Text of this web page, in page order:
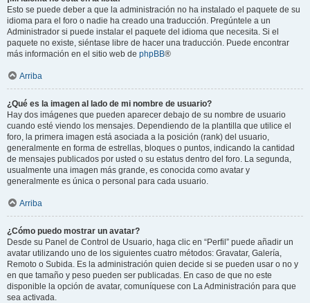
Esto se puede deber a que la administración no ha instalado el paquete de su
idioma para el foro o nadie ha creado una traducción. Pregúntele a un
Administrador si puede instalar el paquete del idioma que necesita. Si el
paquete no existe, siéntase libre de hacer una traducción. Puede encontrar
más información en el sitio web de phpBB®
Arriba
¿Qué es la imagen al lado de mi nombre de usuario?
Hay dos imágenes que pueden aparecer debajo de su nombre de usuario
cuando esté viendo los mensajes. Dependiendo de la plantilla que utilice el
foro, la primera imagen está asociada a la posición (rank) del usuario,
generalmente en forma de estrellas, bloques o puntos, indicando la cantidad
de mensajes publicados por usted o su estatus dentro del foro. La segunda,
usualmente una imagen más grande, es conocida como avatar y
generalmente es única o personal para cada usuario.
Arriba
¿Cómo puedo mostrar un avatar?
Desde su Panel de Control de Usuario, haga clic en “Perfil” puede añadir un
avatar utilizando uno de los siguientes cuatro métodos: Gravatar, Galería,
Remoto o Subida. Es la administración quien decide si se pueden usar o no y
en que tamaño y peso pueden ser publicadas. En caso de que no este
disponible la opción de avatar, comuníquese con La Administración para que
sea activada.